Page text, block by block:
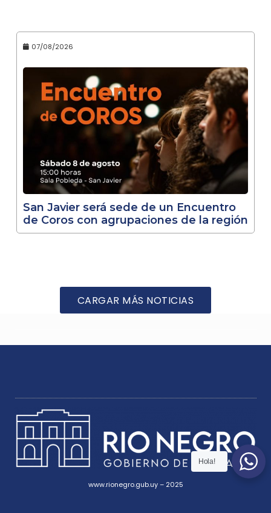
07/08/2026
San Javier será sede de un Encuentro
de Coros con agrupaciones de la región
CARGAR MÁS NOTICIAS
www.rionegro.gub.uy – 2025
Hola!